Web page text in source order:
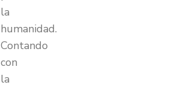
la
humanidad.
Contando
con
la